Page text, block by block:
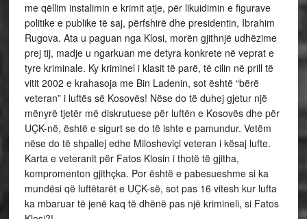
me qëllim instalimin e krimit atje, për likuidimin e figurave
politike e publike të saj, përfshirë dhe presidentin, Ibrahim
Rugova. Ata u paguan nga Klosi, morën gjithnjë udhëzime
prej tij, madje u ngarkuan me detyra konkrete në veprat e
tyre kriminale. Ky kriminel i klasit të parë, të cilin në prill të
vitit 2002 e krahasoja me Bin Ladenin, sot është “bërë
veteran” i luftës së Kosovës! Nëse do të duhej gjetur një
mënyrë tjetër më diskrutuese për luftën e Kosovës dhe për
UÇK-në, është e sigurt se do të ishte e pamundur. Vetëm
nëse do të shpallej edhe Milosheviçi veteran i kësaj lufte.
Karta e veteranit për Fatos Klosin i thotë të gjitha,
kompromenton gjithçka. Por është e pabesueshme si ka
mundësi që luftëtarët e UÇK-së, sot pas 16 vitesh kur lufta
ka mbaruar të jenë kaq të dhënë pas një krimineli, si Fatos